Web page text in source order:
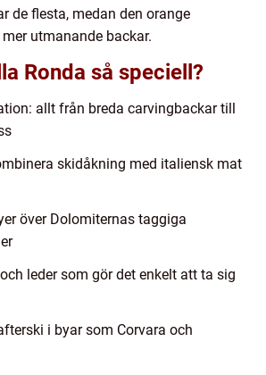
de flesta, medan den orange
utmanande backar.
Ronda så speciell?
allt från breda carvingbackar till
skidåkning med italiensk mat
över Dolomiternas taggiga
leder som gör det enkelt att ta sig
i byar som Corvara och